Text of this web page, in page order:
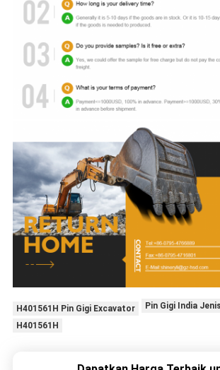
H401561H Pin Gigi Excavator
Pin Gigi India
H401561H